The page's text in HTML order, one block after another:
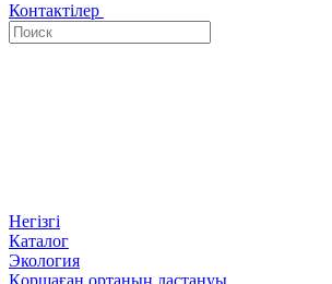
Контактілер
Негізгі
Каталог
Экология
Қоршаған ортаның ластануы